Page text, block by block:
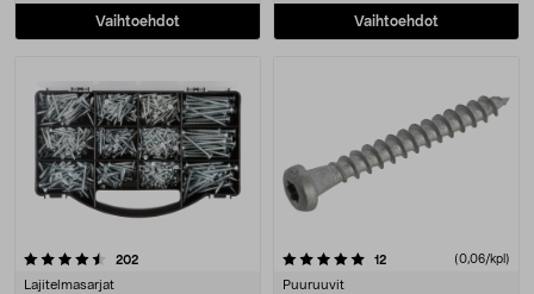
Vaihtoehdot Vaihtoehdot
202arvostelut
Lajitelmasarjat
5.0 viidestä tähdestä 12arvostelut (0,06/kpl)
Puuruuvit